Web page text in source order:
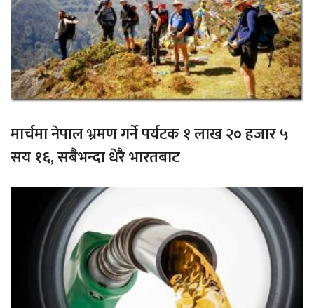
मार्चमा नेपाल भ्रमण गर्ने पर्यटक १ लाख २० हजार ५
सय १६, सबैभन्दा धेरै भारतबाट